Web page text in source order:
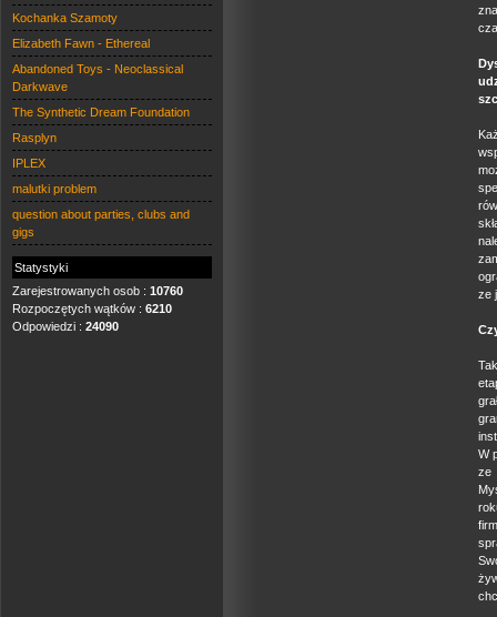
Kochanka Szamoty
Elizabeth Fawn - Ethereal
Abandoned Toys - Neoclassical
Darkwave
The Synthetic Dream Foundation
Rasplyn
IPLEX
malutki problem
question about parties, clubs and
gigs
Statystyki
Zarejestrowanych osob : 10760
Rozpoczętych wątków : 6210
Odpowiedzi : 24090
ze
W
ze